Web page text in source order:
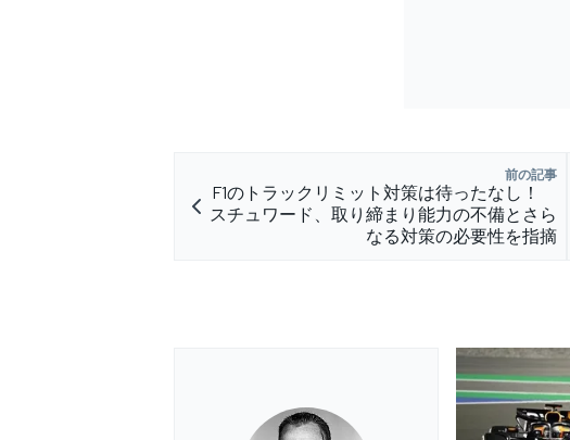
前の記事
F1のトラックリミット対策は待ったなし！
スチュワード、取り締まり能力の不備とさら
なる対策の必要性を指摘